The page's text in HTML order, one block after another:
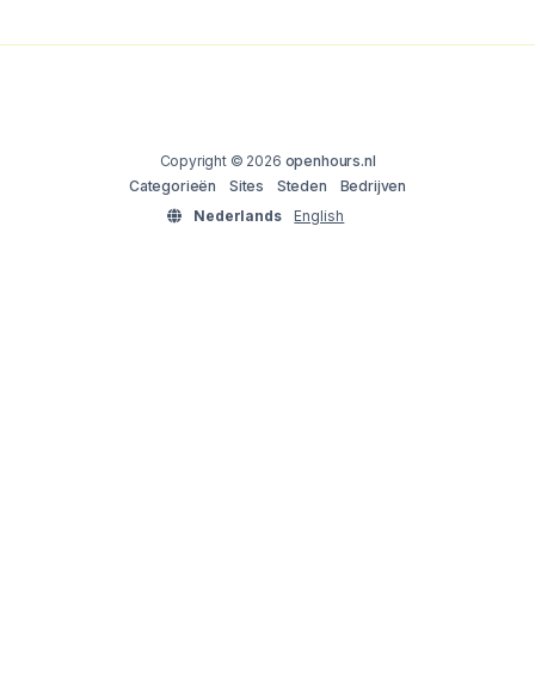
Copyright © 2026 openhours.nl
Categorieën
Sites Steden
Bedrijven
Nederlands
English